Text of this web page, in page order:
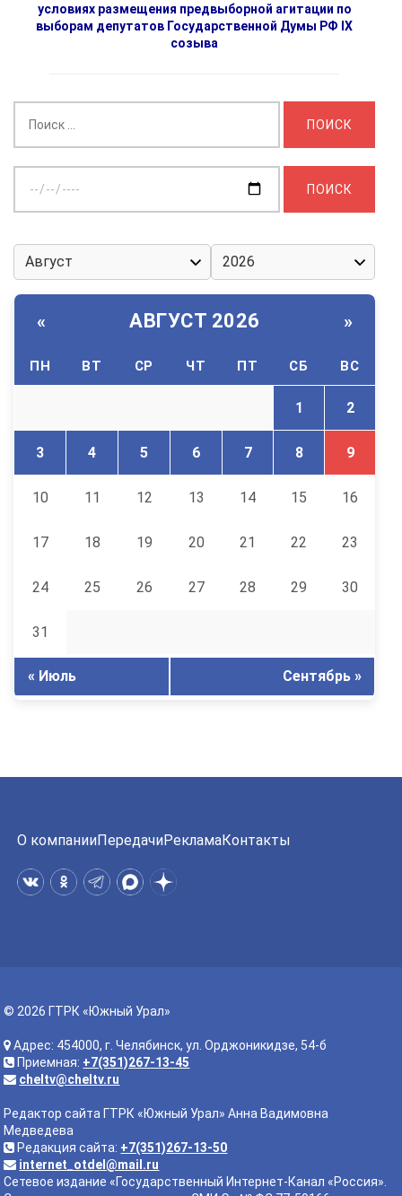
условиях размещения предвыборной агитации по
выборам депутатов Государственной Думы РФ IX
созыва
дату:
« АВГУСТ 2026 »
ПН ВТ СР ЧТ ПТ СБ ВС
1 2
3 4 5 6 7 8 9
10 11 12 13 14 15 16
17 18 19 20 21 22 23
24 25 26 27 28 29 30
31
« Июль Сентябрь »
О компанииПередачиРекламаКонтакты
© 2026 ГТРК «Южный Урал»
Адрес: 454000, г. Челябинск, ул. Орджоникидзе, 54-б
Приемная: +7(351)267-13-45
cheltv@cheltv.ru
Редактор сайта ГТРК «Южный Урал» Анна Вадимовна
Медведева
Редакция сайта: +7(351)267-13-50
internet_otdel@mail.ru
Сетевое издание «Государственный Интернет-Канал «Россия».